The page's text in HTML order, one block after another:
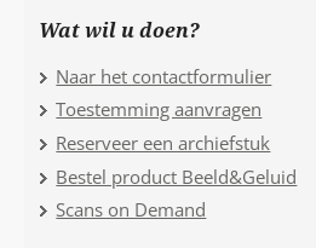
Wat wil u doen?
Naar het contactformulier
Toestemming aanvragen
Reserveer een archiefstuk
Bestel product Beeld&Geluid
Scans on Demand